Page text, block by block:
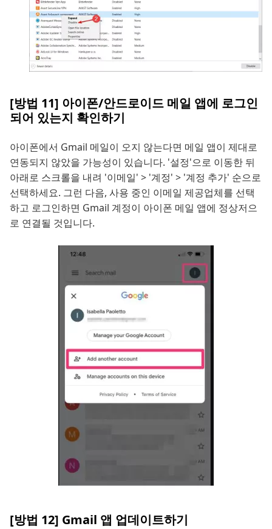
[방법 11] 아이폰/안드로이드 메일 앱에 로그인
되어 있는지 확인하기
아이폰에서 Gmail 메일이 오지 않는다면 메일 앱이 제대로
연동되지 않았을 가능성이 있습니다. '설정'으로 이동한 뒤
아래로 스크롤을 내려 '이메일' > '계정' > '계정 추가' 순으로
선택하세요. 그런 다음, 사용 중인 이메일 제공업체를 선택
하고 로그인하면 Gmail 계정이 아이폰 메일 앱에 정상저으
로 연결될 것입니다.
[방법 12] Gmail 앱 업데이트하기